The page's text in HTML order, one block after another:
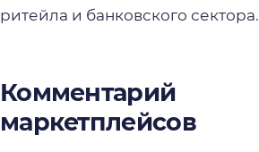
ритейла и банковского сектора.
Комментарий
маркетплейсов